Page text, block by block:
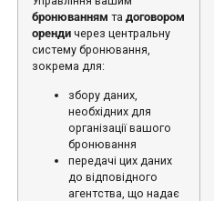
бронюванням та договором
орендичерез центральну
систему бронювання,
зокрема для:
збору даних,
необхідних для
організації вашого
бронювання
передачі цих даних
до відповідного
агентства, що надає